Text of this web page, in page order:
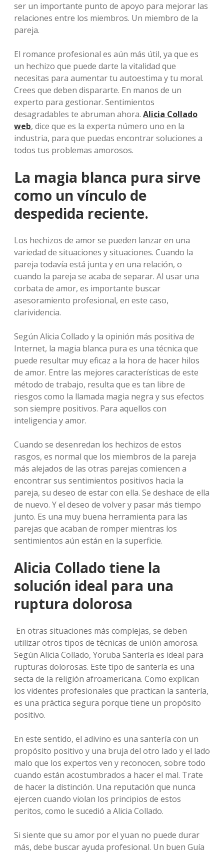
ser un importante punto de apoyo para mejorar las
relaciones entre los miembros. Un miembro de la
pareja.
El romance profesional es aún más útil, ya que es
un hechizo que puede darte la vitalidad que
necesitas para aumentar tu autoestima y tu moral.
Crees que deben dispararte. En manos de un
experto para gestionar. Sentimientos
desagradables te abruman ahora. Alicia Collado
web, dice que es la experta número uno en la
industria, para que puedas encontrar soluciones a
todos tus problemas amorosos.
La magia blanca pura sirve
como un vínculo de
despedida reciente.
Los hechizos de amor se pueden lanzar en una
variedad de situaciones y situaciones. Cuando la
pareja todavía está junta y en una relación, o
cuando la pareja se acaba de separar. Al usar una
corbata de amor, es importante buscar
asesoramiento profesional, en este caso,
clarividencia.
Según Alicia Collado y la opinión más positiva de
Internet, la magia blanca pura es una técnica que
puede resultar muy eficaz a la hora de hacer hilos
de amor. Entre las mejores características de este
método de trabajo, resulta que es tan libre de
riesgos como la llamada magia negra y sus efectos
son siempre positivos. Para aquellos con
inteligencia y amor.
Cuando se desenredan los hechizos de estos
rasgos, es normal que los miembros de la pareja
más alejados de las otras parejas comiencen a
encontrar sus sentimientos positivos hacia la
pareja, su deseo de estar con ella. Se deshace de ella
de nuevo. Y el deseo de volver y pasar más tiempo
junto. Es una muy buena herramienta para las
parejas que acaban de romper mientras los
sentimientos aún están en la superficie.
Alicia Collado tiene la
solución ideal para una
ruptura dolorosa
En otras situaciones más complejas, se deben
utilizar otros tipos de técnicas de unión amorosa.
Según Alicia Collado, Yoruba Santería es ideal para
rupturas dolorosas. Este tipo de santería es una
secta de la religión afroamericana. Como explican
los videntes profesionales que practican la santería,
es una práctica segura porque tiene un propósito
positivo.
En este sentido, el adivino es una santería con un
propósito positivo y una bruja del otro lado y el lado
malo que los expertos ven y reconocen, sobre todo
cuando están acostumbrados a hacer el mal. Trate
de hacer la distinción. Una reputación que nunca
ejercen cuando violan los principios de estos
peritos, como le sucedió a Alicia Collado.
Si siente que su amor por el yuan no puede durar
más, debe buscar ayuda profesional. Un buen Guía